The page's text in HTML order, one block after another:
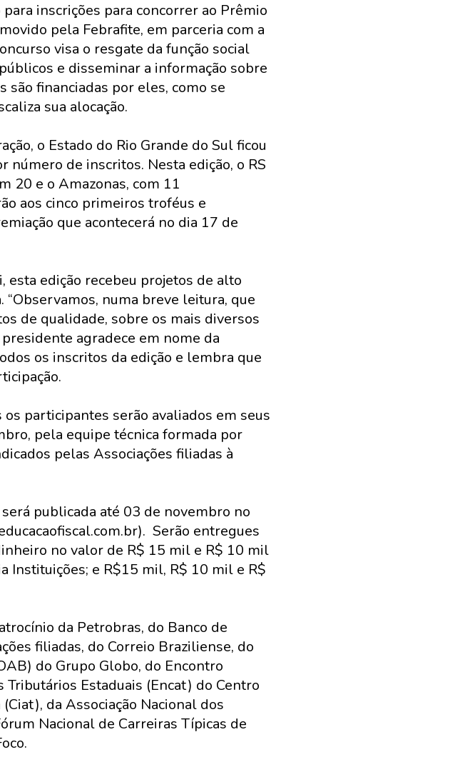
inscrições para concorrer ao Prêmio
pela Febrafite, em parceria com a
visa o resgate da função social
e disseminar a informação sobre
são financiadas por eles, como se
sua alocação.
o Estado do Rio Grande do Sul ficou
de inscritos. Nesta edição, o RS
20 e o Amazonas, com 11
aos cinco primeiros troféus e
que acontecerá no dia 17 de
esta edição recebeu projetos de alto
numa breve leitura, que
de qualidade, sobre os mais diversos
agradece em nome da
os inscritos da edição e lembra que
participantes serão avaliados em seus
pela equipe técnica formada por
pelas Associações filiadas à
publicada até 03 de novembro no
Serão entregues
no valor de R$ 15 mil e R$ 10 mil
Instituições; e R$15 mil, R$ 10 mil e R$
da Petrobras, do Banco de
filiadas, do Correio Braziliense, do
do Grupo Globo, do Encontro
Estaduais (Encat) do Centro
da Associação Nacional dos
Nacional de Carreiras Típicas de